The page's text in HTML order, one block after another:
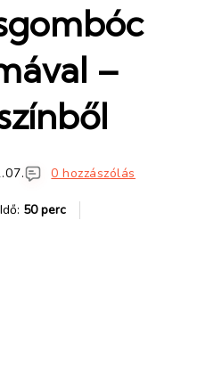
–
0 hozzászólás
50 perc